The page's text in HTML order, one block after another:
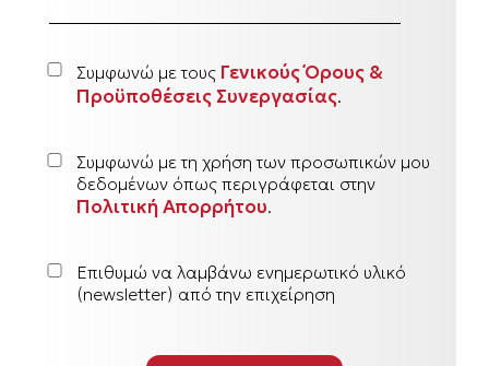
Συμφωνώ με τους Γενικούς Όρους &
Προϋποθέσεις Συνεργασίας.
Συμφωνώ με τη χρήση των προσωπικών μου
δεδομένων όπως περιγράφεται στην
Πολιτική Απορρήτου.
Επιθυμώ να λαμβάνω ενημερωτικό υλικό
(newsletter) από την επιχείρηση